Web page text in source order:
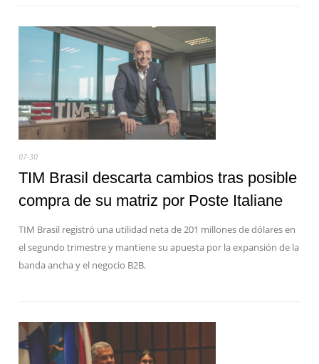
07-30
TIM Brasil descarta cambios tras posible
compra de su matriz por Poste Italiane
TIM Brasil registró una utilidad neta de 201 millones de dólares en
el segundo trimestre y mantiene su apuesta por la expansión de la
banda ancha y el negocio B2B.